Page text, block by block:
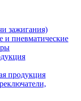
зажигания)
и пневматические
продукция